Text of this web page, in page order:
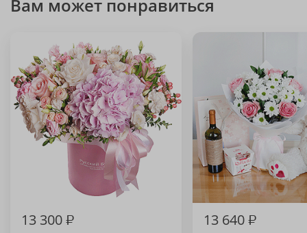
Вам может понравиться
13 300₽ 13 640₽